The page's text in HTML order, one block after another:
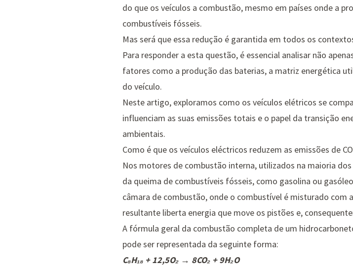
do que os veículos a combustão, mesmo em países onde a
combustíveis fósseis.
Mas será que essa redução é garantida em todos os
Para responder a esta questão, é essencial analisar não
fatores como a produção das baterias, a matriz energética
do veículo.
Neste artigo, exploramos como os veículos elétricos se
influenciam as suas emissões totais e o papel da transição
ambientais.
Como é que os veículos eléctricos reduzem as emissões de
Nos motores de combustão interna, utilizados na maioria
da queima de combustíveis fósseis, como gasolina ou
câmara de combustão, onde o combustível é misturado com
resultante liberta energia que move os pistões e,
A fórmula geral da combustão completa de um
pode ser representada da seguinte forma:
C₈H₁₈ + 12,5O₂ → 8CO₂ + 9H₂O